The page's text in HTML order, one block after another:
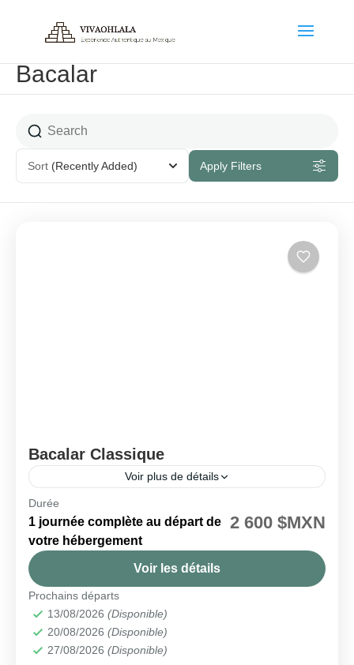
Bacalar
Sort (Recently Added) Apply Filters
Bacalar Classique
Voir plus de détails
🗓️ Disponible chaque jeudi
Bacalar
Durée
1 journée complète au départ de
votre hébergement
2 600 $MXN
Voir les détails
Prochains départs
13/08/2026 (Disponible)
20/08/2026 (Disponible)
27/08/2026 (Disponible)